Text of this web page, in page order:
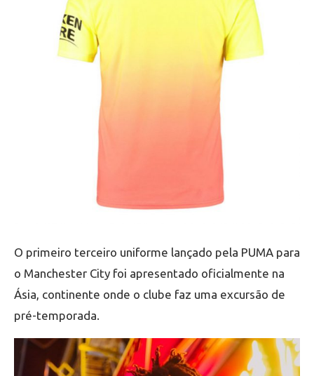
O primeiro terceiro uniforme lançado pela PUMA para
o Manchester City foi apresentado oficialmente na
Ásia, continente onde o clube faz uma excursão de
pré-temporada.